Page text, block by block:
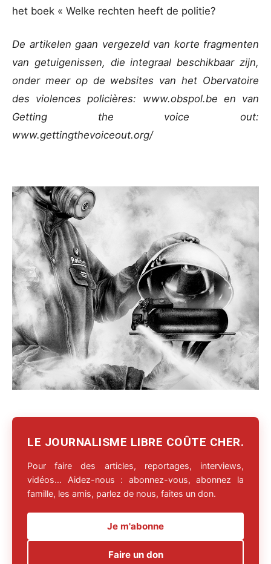
het boek « Welke rechten heeft de politie?
De artikelen gaan vergezeld van korte fragmenten
van getuigenissen, die integraal beschikbaar zijn,
onder meer op de websites van het Obervatoire
des violences policières: www.obspol.be en van
Getting the voice out:
www.gettingthevoiceout.org/
LE JOURNALISME LIBRE COÛTE CHER.
Pour faire des articles, reportages, interviews,
vidéos… Aidez-nous : abonnez-vous, abonnez la
famille, les amis, parlez de nous, faites un don.
Je m'abonne
Faire un don